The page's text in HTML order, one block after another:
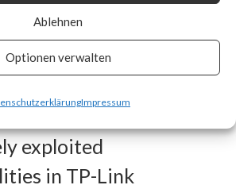
Ablehnen
Optionen verwalten
Impressum
Vendor Solution?
exploited
in TP-Link